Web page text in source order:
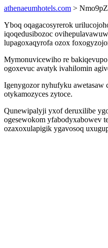
athenaeumhotels.com >
Yboq oqagacosyrerok
iqoqedusibozoc
lupagoxaqyrofa ozox
Mymonuvicewiho re
ogoxevuc avatyk ivahilomin
Igenygozor nyhufyku
otykamozyces zytoce.
Qunewipalyji yxof deruxilibe
ogesewokom yfabodyxabowev
ozaxoxulapigik ygavosoq